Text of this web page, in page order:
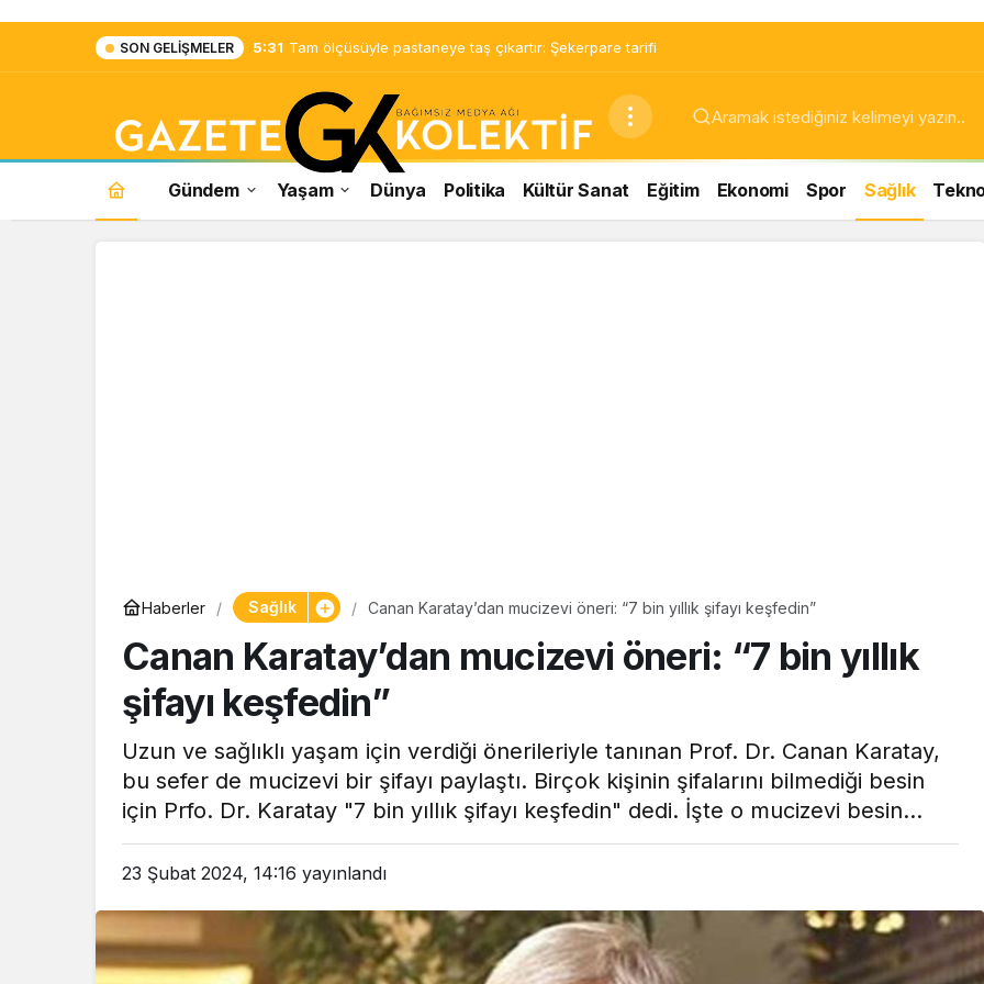
SON GELIŞMELER 5:31 Tam ölçüsüyle pastaneye taş çıkartır: Şekerpare tarifi
Gündem Yaşam Dünya Politika Kültür Sanat Eğitim Ekonomi Spor Sağlık
Haberler Sağlık Canan Karatay’dan mucizevi öneri: “7 bin yıllık şifayı keşfedin”
Canan Karatay’dan mucizevi öneri: “7 bin yıllık
şifayı keşfedin”
Uzun ve sağlıklı yaşam için verdiği önerileriyle tanınan Prof. Dr. Canan Karatay,
bu sefer de mucizevi bir şifayı paylaştı. Birçok kişinin şifalarını bilmediği besin
için Prfo. Dr. Karatay "7 bin yıllık şifayı keşfedin" dedi. İşte o mucizevi besin...
23 Şubat 2024, 14:16 yayınlandı
Tam ölçüsüyle
pastaneye taş çıkartır:
Şekerpare tarifi
Çayın yanına çok
yakışacak bir mucize:
Brownie tadında ıslak